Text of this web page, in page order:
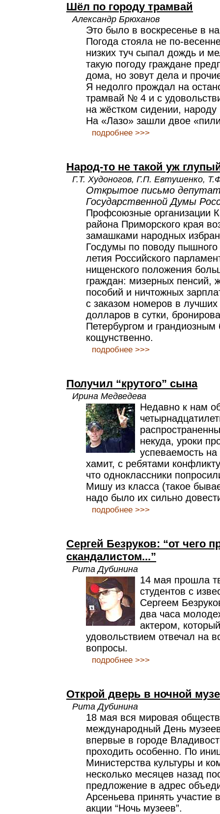
Шёл по городу трамвай
Александр Брюханов
Это было в воскресенье в
Погода стояла не по-
низких туч сыпал дождь и
такую погоду граждане
дома, но зовут дела и
Я недолго прождал на
трамвай № 4 и с
на жёстком сидении,
На «Лазо» зашли двое
подробнее >>>
Народ-то не такой уж
Г.Т. Худоногов, Г.П. Евтушенко,
Открытое письмо
Государственной Думы
Профсоюзные организации
района Приморского края
замашками народных
Госдумы по поводу пышного
летия Российского
нищенского положения
граждан: мизерных пенсий,
пособий и ничтожных
с заказом номеров в лучших
долларов в сутки,
Петербургом и грандиозным
кощунственно.
подробнее >>>
Получил “крутого” сына
Ирина Медведева
Недавно к нам
некуда, уроки
успеваемость
хамит, с ребятами
что одноклассники
Мишу из класса (такое
надо было их сильно
подробнее >>>
Сергей Безруков: “от чего
скандалистом...”
Рита Дубинина
14 мая прошла
студентов с
Сергеем
два часа
актером,
удовольствием отвечал на
вопросы.
подробнее >>>
Открой дверь в ночной
Рита Дубинина
18 мая вся мировая
международный День
впервые в городе
проходить особенно. По
Министерства культуры и
несколько месяцев назад
предложение в адрес
Арсеньева принять участие
акции “Ночь музеев”.